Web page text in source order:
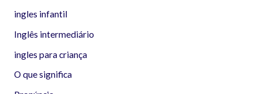
ingles infantil
Inglês intermediário
ingles para criança
O que significa